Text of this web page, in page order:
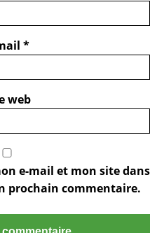
*
web
e-mail et mon site dans
prochain commentaire.